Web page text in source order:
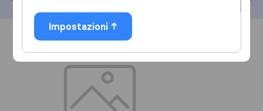
Informazioni Recensioni
Impostazioni